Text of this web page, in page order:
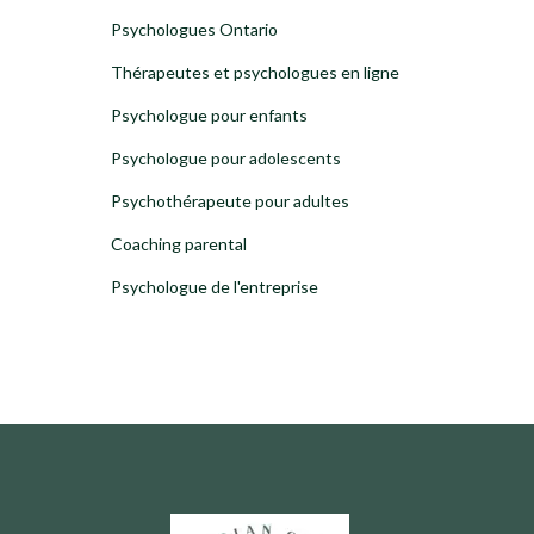
Psychologues Ontario
Thérapeutes et psychologues en ligne
Psychologue pour enfants
Psychologue pour adolescents
Psychothérapeute pour adultes
Coaching parental
Psychologue de l'entreprise